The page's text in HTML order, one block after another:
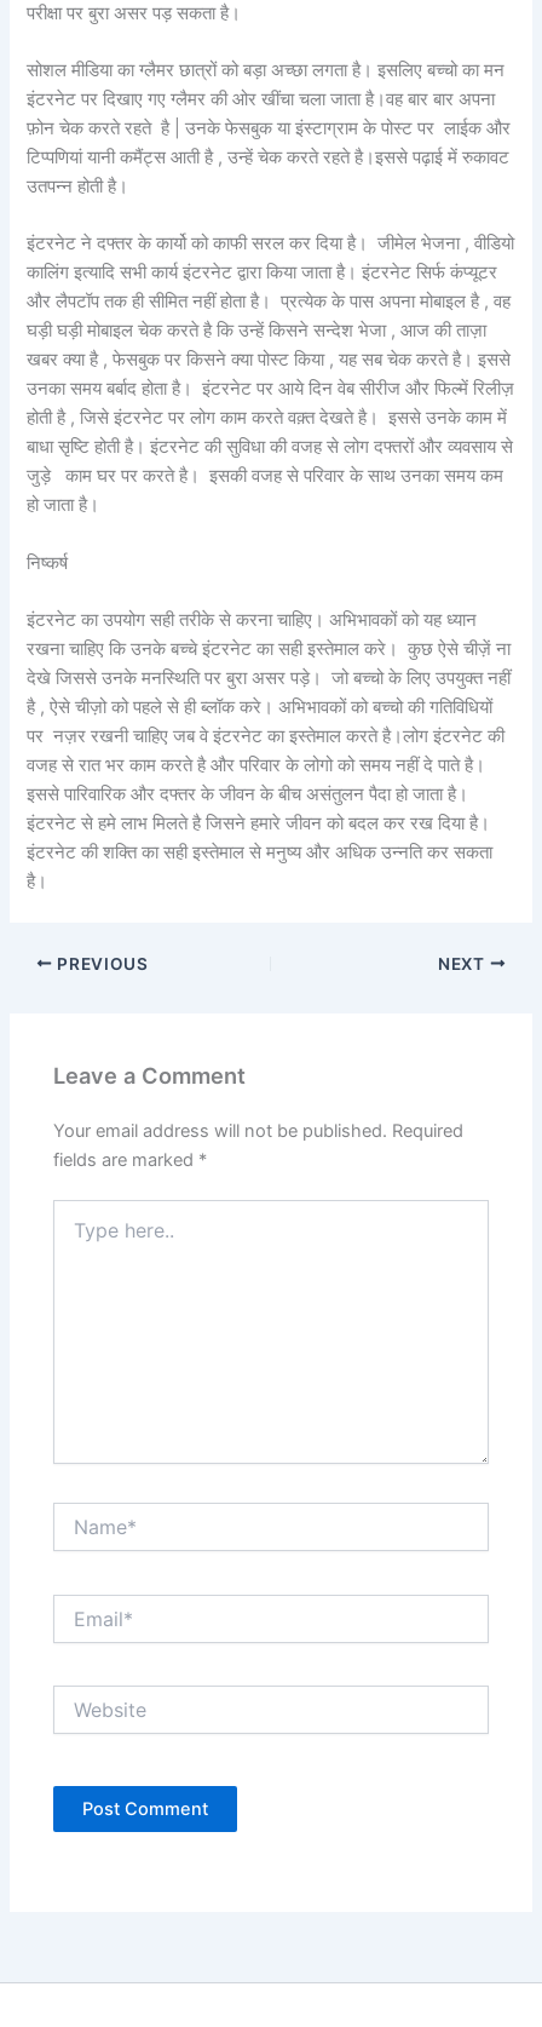
परीक्षा पर बुरा असर पड़ सकता है।
सोशल मीडिया का ग्लैमर छात्रों को बड़ा अच्छा लगता है। इसलिए बच्चो का मन
इंटरनेट पर दिखाए गए ग्लैमर की ओर खींचा चला जाता है।वह बार बार अपना
फ़ोन चेक करते रहते है | उनके फेसबुक या इंस्टाग्राम के पोस्ट पर लाईक और
टिप्पणियां यानी कमैंट्स आती है , उन्हें चेक करते रहते है।इससे पढ़ाई में रुकावट
उतपन्न होती है।
इंटरनेट ने दफ्तर के कार्यो को काफी सरल कर दिया है। जीमेल भेजना , वीडियो
कालिंग इत्यादि सभी कार्य इंटरनेट द्वारा किया जाता है। इंटरनेट सिर्फ कंप्यूटर
और लैपटॉप तक ही सीमित नहीं होता है। प्रत्येक के पास अपना मोबाइल है , वह
घड़ी घड़ी मोबाइल चेक करते है कि उन्हें किसने सन्देश भेजा , आज की ताज़ा
खबर क्या है , फेसबुक पर किसने क्या पोस्ट किया , यह सब चेक करते है। इससे
उनका समय बर्बाद होता है। इंटरनेट पर आये दिन वेब सीरीज और फिल्में रिलीज़
होती है , जिसे इंटरनेट पर लोग काम करते वक़्त देखते है। इससे उनके काम में
बाधा सृष्टि होती है। इंटरनेट की सुविधा की वजह से लोग दफ्तरों और व्यवसाय से
जुड़े काम घर पर करते है। इसकी वजह से परिवार के साथ उनका समय कम
हो जाता है।
निष्कर्ष
इंटरनेट का उपयोग सही तरीके से करना चाहिए। अभिभावकों को यह ध्यान
रखना चाहिए कि उनके बच्चे इंटरनेट का सही इस्तेमाल करे। कुछ ऐसे चीज़ें ना
देखे जिससे उनके मनस्थिति पर बुरा असर पड़े। जो बच्चो के लिए उपयुक्त नहीं
है , ऐसे चीज़ो को पहले से ही ब्लॉक करे। अभिभावकों को बच्चो की गतिविधियों
पर नज़र रखनी चाहिए जब वे इंटरनेट का इस्तेमाल करते है।लोग इंटरनेट की
वजह से रात भर काम करते है और परिवार के लोगो को समय नहीं दे पाते है।
इससे पारिवारिक और दफ्तर के जीवन के बीच असंतुलन पैदा हो जाता है।
इंटरनेट से हमे लाभ मिलते है जिसने हमारे जीवन को बदल कर रख दिया है।
इंटरनेट की शक्ति का सही इस्तेमाल से मनुष्य और अधिक उन्नति कर सकता
है।
PREVIOUS NEXT
Leave a Comment
Your email address will not be published. Required
fields are marked *
here..